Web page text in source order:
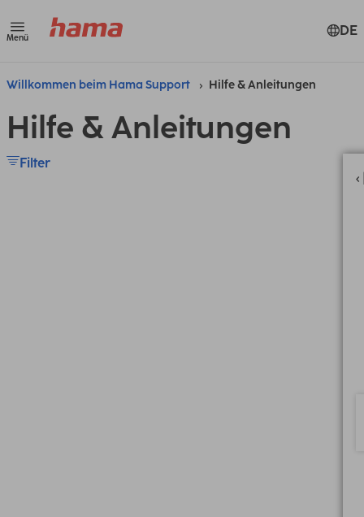
Menü DE
Willkommen beim Hama Support Hilfe & Anleitungen
Hilfe & Anleitungen
Filter